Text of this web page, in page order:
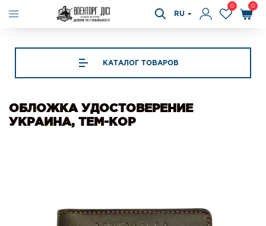
RU
0 0
КАТАЛОГ ТОВАРОВ
ОБЛОЖКА УДОСТОВЕРЕНИЕ
УКРАИНА, ТЕМ-КОР